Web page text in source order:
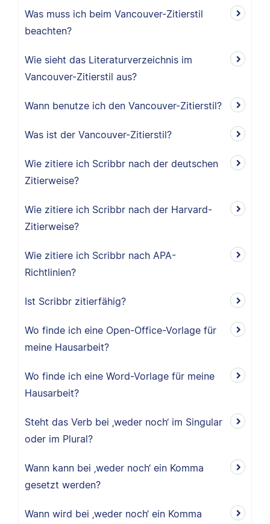
Was muss ich beim Vancouver-Zitierstil
beachten?
Wie sieht das Literaturverzeichnis im
Vancouver-Zitierstil aus?
Wann benutze ich den Vancouver-Zitierstil?
Was ist der Vancouver-Zitierstil?
Wie zitiere ich Scribbr nach der deutschen
Zitierweise?
Wie zitiere ich Scribbr nach der Harvard-
Zitierweise?
Wie zitiere ich Scribbr nach APA-
Richtlinien?
Ist Scribbr zitierfähig?
Wo finde ich eine Open-Office-Vorlage für
meine Hausarbeit?
Wo finde ich eine Word-Vorlage für meine
Hausarbeit?
Steht das Verb bei ‚weder noch‘ im Singular
oder im Plural?
Wann kann bei ‚weder noch‘ ein Komma
gesetzt werden?
Wann wird bei ‚weder noch‘ ein Komma